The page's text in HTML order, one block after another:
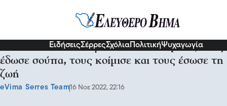
ΕιδήσειςΣέρρεςΣχόλια ΠολιτικήΨυχαγωγία
Άννα Φόνσου: Πήγαν να την κλέψουν, τους
έδωσε σούπα, τους κοίμισε και τους έσωσε τη
ζωή
eVima Serres Team16 Νοε 2022, 22:16